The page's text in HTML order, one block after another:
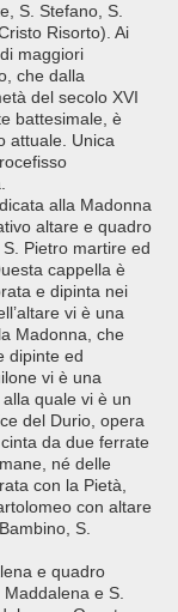
S. Stefano, S.
Risorto). Ai
maggiori
che dalla
del secolo XVI
battesimale, è
attuale. Unica
alla Madonna
altare e quadro
Pietro martire ed
cappella è
e dipinta nei
vi è una
Madonna, che
dipinte ed
vi è una
quale vi è un
del Durio, opera
da due ferrate
né delle
con la Pietà,
con altare
S.
e quadro
e S.